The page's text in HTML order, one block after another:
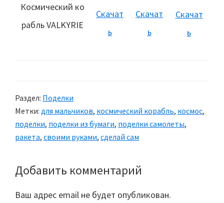
Космический ко
рабль VALKYRIE
Скачат
ь
Скачат
ь
Скачат
ь
Раздел: Поделки
Метки: для мальчиков, космический корабль, космос,
поделки, поделки из бумаги, поделки самолеты,
ракета, своими руками, сделай сам
Reader
Interactions
Добавить комментарий
Ваш адрес email не будет опубликован.